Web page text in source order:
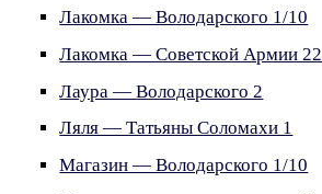
Лакомка — Володарского 1/10
Лакомка — Советской Армии
Лаура — Володарского 2
Ляля — Татьяны Соломахи 1
Магазин — Володарского 1/10